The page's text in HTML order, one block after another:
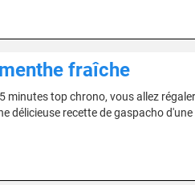
fraîche
top chrono, vous allez
délicieuse recette de gaspacho